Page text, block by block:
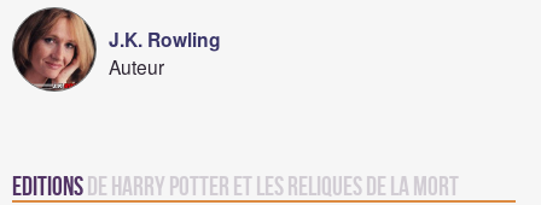
J.K. Rowling
Auteur
Editionsde Harry Potter et les Reliques de la Mort